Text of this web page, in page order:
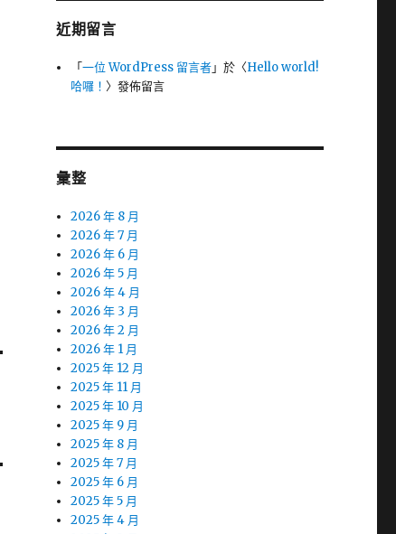
近期留言
「一位 WordPress 留言者」於〈Hello world!
哈囉！〉發佈留言
彙整
2026 年 8 月
2026 年 7 月
2026 年 6 月
2026 年 5 月
2026 年 4 月
2026 年 3 月
2026 年 2 月
2026 年 1 月
2025 年 12 月
2025 年 11 月
2025 年 10 月
2025 年 9 月
2025 年 8 月
2025 年 7 月
2025 年 6 月
2025 年 5 月
2025 年 4 月